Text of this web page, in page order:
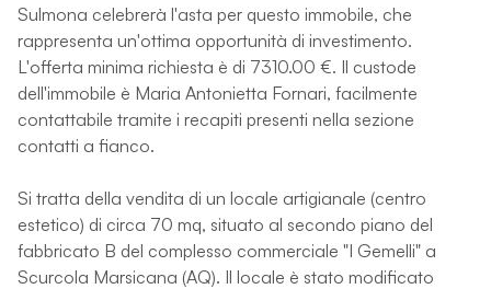
Sulmona celebrerà l'asta per questo immobile, che
rappresenta un'ottima opportunità di investimento.
L'offerta minima richiesta è di 7310.00 €. Il custode
dell'immobile è Maria Antonietta Fornari, facilmente
contattabile tramite i recapiti presenti nella sezione
contatti a fianco.
Si tratta della vendita di un locale artigianale (centro
estetico) di circa 70 mq, situato al secondo piano del
fabbricato B del complesso commerciale "I Gemelli" a
Scurcola Marsicana (AQ). Il locale è stato modificato